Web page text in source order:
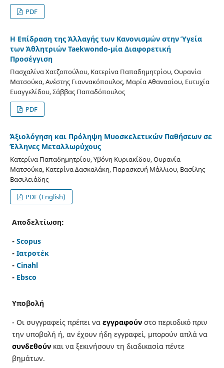
PDF
Η Επίδραση της Άλλαγής των Κανονισμών στην Ύγεία
των Άθλητριών Taekwondo-μία Διαφορετική
Προσέγγιση
Πασχαλίνα Χατζοπούλου, Κατερίνα Παπαδημητρίου, Ουρανία
Ματσούκα, Ανέστης Γιαννακόπουλος, Μαρία Αθανασίου, Ευτυχία
Ευαγγελίδου, Σάββας Παπαδόπουλος
PDF
Άξιολόγηση και Πρόληψη Μυοσκελετικών Παθήσεων σε
Έλληνες Μεταλλωρύχους
Κατερίνα Παπαδημητρίου, Υβόνη Κυριακίδου, Ουρανία
Ματσούκα, Κατερίνα Δασκαλάκη, Παρασκευή Μάλλιου, Βασίλης
Βασιλειάδης
PDF (English)
Αποδελτίωση:
- Scopus
- Ιατροτέκ
- Cinahl
- Ebsco
Υποβολή
- Οι συγγραφείς πρέπει να εγγραφούν στο περιοδικό πριν
την υποβολή ή, αν έχουν ήδη εγγραφεί, μπορούν απλά να
συνδεθούνκαι να ξεκινήσουν τη διαδικασία πέντε
βημάτων.